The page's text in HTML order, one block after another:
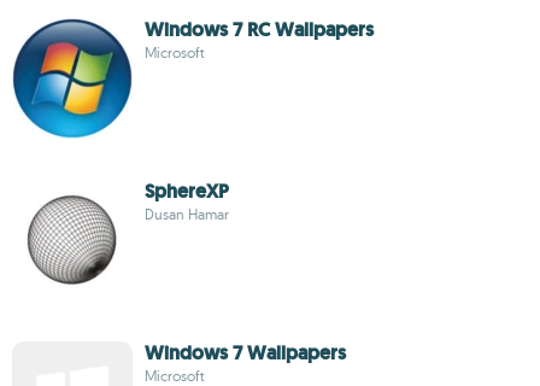
Windows 7 RC Wallpapers
Microsoft
SphereXP
Dusan Hamar
Windows 7 Wallpapers
Microsoft